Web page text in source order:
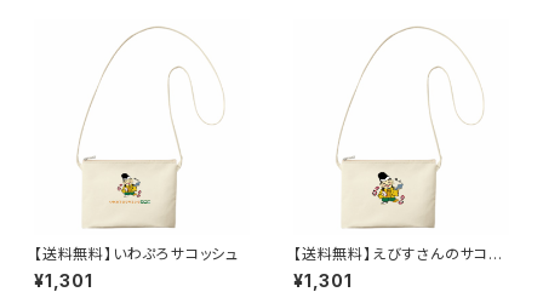
【送料無料】いわぷろサコッシュ
¥1,301
【送料無料】えびすさんのサコッ
シュ
¥1,301